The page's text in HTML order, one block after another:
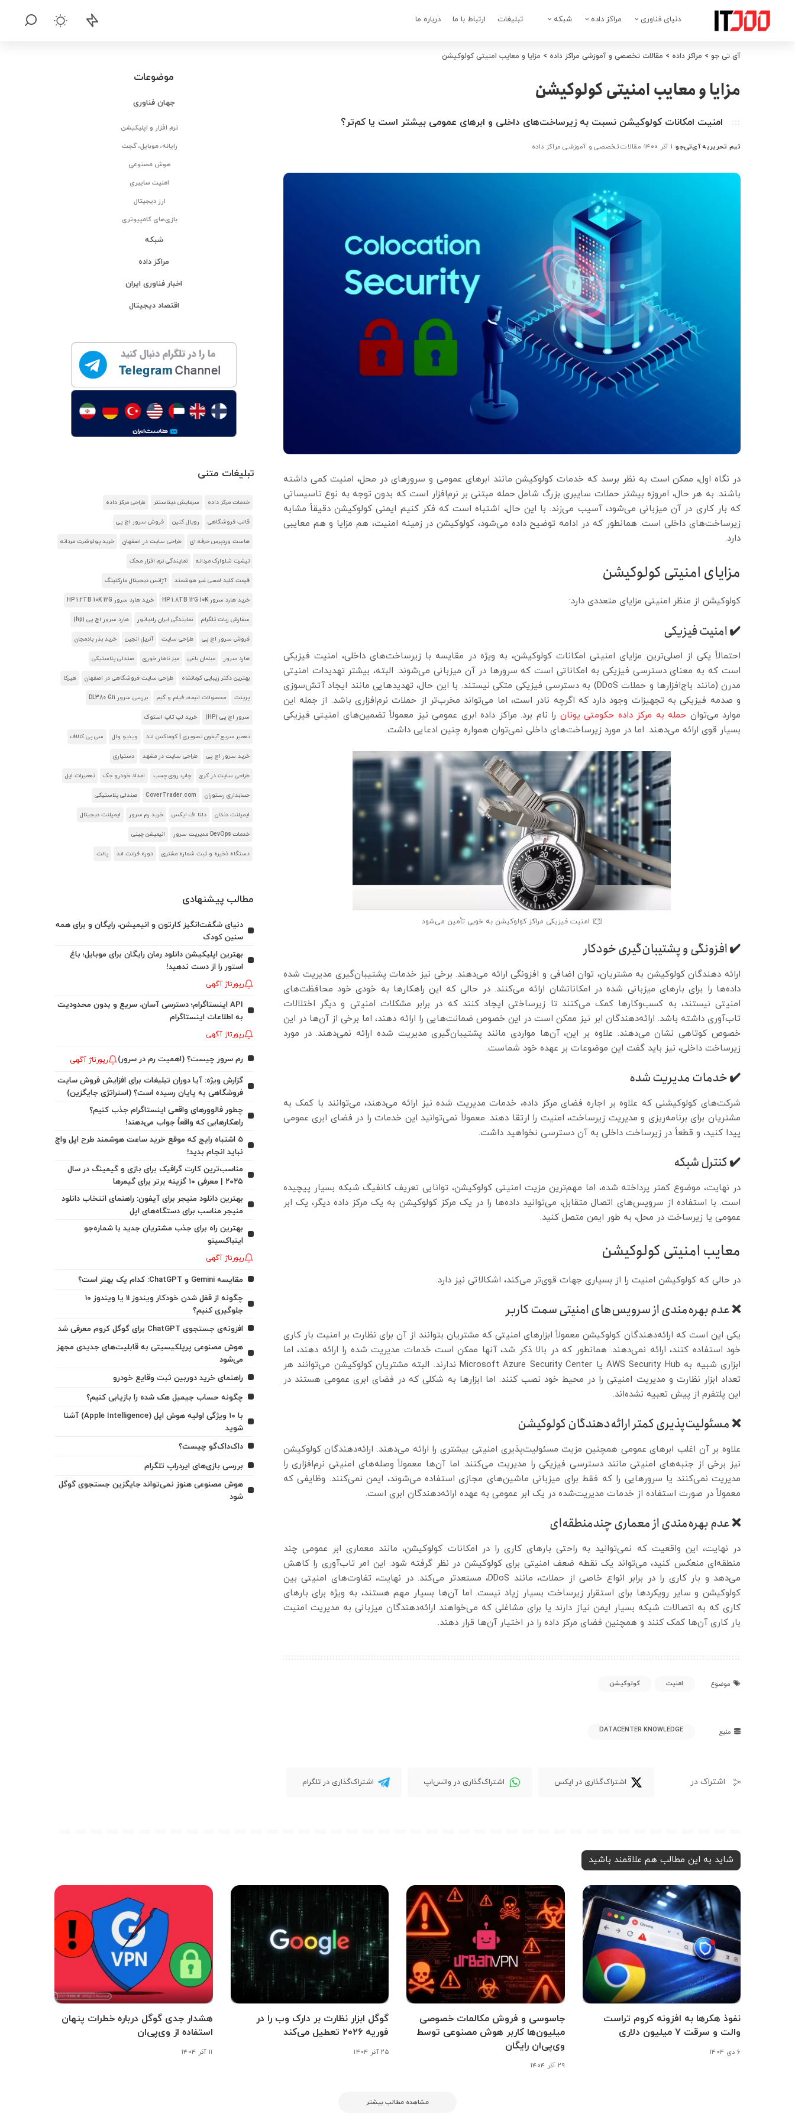
دنیای فناوری مراکز داده شبکه تبلیغات ارتباط با ما درباره ما
آی تی جو > مراکز داده > مقالات تخصصی و آموزشی مراکز داده > مزایا و معایب امنیتی کولوکیشن
مزایا و معایب امنیتی کولوکیشن
امنیت امکانات کولوکیشن نسبت به زیرساخت‌های داخلی و ابرهای عمومی بیشتر است یا کم‌تر؟
ارسال
توسط
تیم تحریریه آی‌تی‌جو ۱ آذر ۱۴۰۰ مقالات تخصصی و آموزشی مراکز داده
در نگاه اول، ممکن است به نظر برسد که خدمات کولوکیشن مانند ابرهای عمومی و سرورهای در محل، امنیت کمی داشته
باشند. به هر حال، امروزه بیشتر حملات سایبری بزرگ شامل حمله مبتنی بر نرم‌افزار است که بدون توجه به نوع تاسیساتی
که بار کاری در آن میزبانی می‌شود، آسیب می‌زند. با این حال، اشتباه است که فکر کنیم ایمنی کولوکیشن دقیقاً مشابه
زیرساخت‌های داخلی است. همانطور که در ادامه توضیح داده می‌شود، کولوکیشن در زمینه امنیت، هم مزایا و هم معایبی
دارد.
مزایای امنیتی کولوکیشن
کولوکیشن از منظر امنیتی مزایای متعددی دارد:
✔️ امنیت فیزیکی
احتمالاً یکی از اصلی‌ترین مزایای امنیتی امکانات کولوکیشن، به ویژه در مقایسه با زیرساخت‌های داخلی، امنیت فیزیکی
است که به معنای دسترسی فیزیکی به امکاناتی است که سرورها در آن میزبانی می‌شوند. البته، بیشتر تهدیدات امنیتی
مدرن (مانند باج‌افزارها و حملات DDoS) به دسترسی فیزیکی متکی نیستند. با این حال، تهدیدهایی مانند ایجاد آتش‌سوزی
و صدمه فیزیکی به تجهیزات وجود دارد که اگرچه نادر است، اما می‌تواند مخرب‌تر از حملات نرم‌افزاری باشد. از جمله این
موارد می‌توان حمله به مرکز داده حکومتی یونان را نام برد. مراکز داده ابری عمومی نیز معمولاً تضمین‌های امنیتی فیزیکی
بسیار قوی ارائه می‌دهند. اما در مورد زیرساخت‌های داخلی نمی‌توان همواره چنین ادعایی داشت.
امنیت فیزیکی مراکز کولوکیشن به خوبی تأمین می‌شود
✔️ افزونگی و پشتیبان‌گیری خودکار
ارائه دهندگان کولوکیشن به مشتریان، توان اضافی و افزونگی ارائه می‌دهند. برخی نیز خدمات پشتیبان‌گیری مدیریت شده
داده‌ها را برای بارهای میزبانی شده در امکاناتشان ارائه می‌کنند. در حالی که این راهکارها به خودی خود محافظت‌های
امنیتی نیستند، به کسب‌وکارها کمک می‌کنند تا زیرساختی ایجاد کنند که در برابر مشکلات امنیتی و دیگر اختلالات
تاب‌آوری داشته باشد. ارائه‌دهندگان ابر نیز ممکن است در این خصوص ضمانت‌هایی را ارائه دهند، اما برخی از آن‌ها در این
خصوص کوتاهی نشان می‌دهند. علاوه بر این، آن‌ها مواردی مانند پشتیبان‌گیری مدیریت شده ارائه نمی‌دهند. در مورد
زیرساخت داخلی، نیز باید گفت این موضوعات بر عهده خود شماست.
✔️ خدمات مدیریت شده
شرکت‌های کولوکیشنی که علاوه بر اجاره فضای مرکز داده، خدمات مدیریت شده نیز ارائه می‌دهند، می‌توانند با کمک به
مشتریان برای برنامه‌ریزی و مدیریت زیرساخت، امنیت را ارتقا دهند. معمولاً نمی‌توانید این خدمات را در فضای ابری عمومی
پیدا کنید، و قطعاً در زیرساخت داخلی به آن دسترسی نخواهید داشت.
✔️ کنترل شبکه
در نهایت، موضوع کمتر پرداخته شده، اما مهم‌ترین مزیت امنیتی کولوکیشن، توانایی تعریف کانفیگ شبکه بسیار پیچیده
است. با استفاده از سرویس‌های اتصال متقابل، می‌توانید داده‌ها را در یک مرکز کولوکیشن به یک مرکز داده دیگر، یک ابر
عمومی یا زیرساخت در محل، به طور ایمن متصل کنید.
معایب امنیتی کولوکیشن
در حالی که کولوکیشن امنیت را از بسیاری جهات قوی‌تر می‌کند، اشکالاتی نیز دارد.
❌ عدم بهره‌مندی از سرویس‌های امنیتی سمت کاربر
یکی این است که ارائه‌دهندگان کولوکیشن معمولاً ابزارهای امنیتی که مشتریان بتوانند از آن برای نظارت بر امنیت بار کاری
خود استفاده کنند، ارائه نمی‌دهند. همانطور که در بالا ذکر شد، آنها ممکن است خدمات مدیریت شده را ارائه دهند، اما
ابزاری شبیه به AWS Security Hub یا Microsoft Azure Security Center ندارند. البته مشتریان کولوکیشن می‌توانند هر
تعداد ابزار نظارت و مدیریت امنیتی را در محیط خود نصب کنند. اما ابزارها به شکلی که در فضای ابری عمومی هستند در
این پلتفرم از پیش تعبیه نشده‌اند.
❌ مسئولیت‌پذیری کمتر ارائه‌دهندگان کولوکیشن
علاوه بر آن اغلب ابرهای عمومی همچنین مزیت مسئولیت‌پذیری امنیتی بیشتری را ارائه می‌دهند. ارائه‌دهندگان کولوکیشن
نیز برخی از جنبه‌های امنیتی مانند دسترسی فیزیکی را مدیریت می‌کنند. اما آن‌ها معمولاً وصله‌های امنیتی نرم‌افزاری را
مدیریت نمی‌کنند یا سرورهایی را که فقط برای میزبانی ماشین‌های مجازی استفاده می‌شوند، ایمن نمی‌کنند. وظایفی که
معمولاً در صورت استفاده از خدمات مدیریت‌شده در یک ابر عمومی به عهده ارائه‌دهندگان ابری است.
❌ عدم بهره‌مندی از معماری چندمنطقه‌ای
در نهایت، این واقعیت که نمی‌توانید به راحتی بارهای کاری را در امکانات کولوکیشن، مانند معماری ابر عمومی چند
منطقه‌ای منعکس کنید، می‌تواند یک نقطه ضعف امنیتی برای کولوکیشن در نظر گرفته شود. این امر تاب‌آوری را کاهش
می‌دهد و بار کاری را در برابر انواع خاصی از حملات، مانند DDoS، مستعدتر می‌کند. در نهایت، تفاوت‌های امنیتی بین
کولوکیشن و سایر رویکردها برای استقرار زیرساخت بسیار زیاد نیست. اما آن‌ها بسیار مهم هستند، به ویژه برای بارهای
کاری که به اتصالات شبکه بسیار ایمن نیاز دارند یا برای مشاغلی که می‌خواهند ارائه‌دهندگان میزبانی به مدیریت امنیت
بار کاری آن‌ها کمک کنند و همچنین فضای مرکز داده را در اختیار آن‌ها قرار دهند.
موضوع امنیت کولوکیشن
منبع DATACENTER KNOWLEDGE
اشتراک در اشتراک‌گذاری در ایکس اشتراک‌گذاری در واتس‌اپ اشتراک‌گذاری در تلگرام
موضوعات
جهان فناوری
نرم افزار و اپلیکیشن
رایانه، موبایل، گجت
هوش مصنوعی
امنیت سایبری
ارز دیجیتال
بازی‌های کامپیوتری
شبکه
مراکز داده
اخبار فناوری ایران
اقتصاد دیجیتال
تبلیغات متنی
خدمات مرکز داده سرمایش دیتاسنتر طراحی مرکز داده
قالب فروشگاهی رویال کنین فروش سرور اچ پی
هاست وردپرس حرفه ای طراحی سایت در اصفهان خرید پولوشرت مردانه
تیشرت شلوارک مردانه نمایندگی نرم افزار محک
قیمت کلید لمسی غیر هوشمند آژانس دیجیتال مارکتینگ
خرید هارد سرور HP 1.8TB 12G 10K خرید هارد سرور HP 1.2TB 10K 12G
سفارش ربات تلگرام نمایندگی ایران رادیاتور هارد سرور اچ پی (hp)
فروش سرور اچ پی طراحی سایت آنریل انجین خرید بذر بادمجان
هارد سرور مبلمان باغی میز ناهار خوری صندلی پلاستیکی
بهترین دکتر زیبایی کرمانشاه طراحی سایت فروشگاهی در اصفهان هیرکا
پرینت محصولات انیمه، فیلم و گیم بررسی سرور DL380 G11
سرور اچ پی (HP) خرید لپ تاپ استوک
تعمیر سریع آیفون تصویری | کوماکس لند ویدیو وال سی پی کالاف
خرید سرور اچ پی طراحی سایت در مشهد دستیاری
طراحی سایت در کرج چاپ روی چسب امداد خودرو جک تعمیرات اپل
حسابداری رستوران CoverTrader.com صندلی پلاستیکی
ایمپلنت دندان دلتا اف ایکس خرید رم سرور ایمپلنت دیجیتال
خدمات DevOps مدیریت سرور انیمیشن چینی
دستگاه ذخیره و ثبت شماره مشتری دوره فرانت اند پالت
مطالب پیشنهادی
دنیای شگفت‌انگیز کارتون و انیمیشن، رایگان و برای همه
سنین کودک
بهترین اپلیکیشن دانلود رمان رایگان برای موبایل؛ باغ
استور را از دست ندهید!
رپورتاژ آگهی
API اینستاگرام؛ دسترسی آسان، سریع و بدون محدودیت
به اطلاعات اینستاگرام
رپورتاژ آگهی
رم سرور چیست؟ (اهمیت رم در سرور) رپورتاژ آگهی
گزارش ویژه: آیا دوران تبلیغات برای افزایش فروش سایت
فروشگاهی به پایان رسیده است؟ (استراتژی جایگزین)
چطور فالوورهای واقعی اینستاگرام جذب کنیم؟
راهکارهایی که واقعاً جواب می‌دهند!
5 اشتباه رایج که موقع خرید ساعت هوشمند طرح اپل واچ
نباید انجام بدید!
مناسب‌ترین کارت گرافیک برای بازی و گیمینگ در سال
۲۰۲۵ | معرفی ۱۰ گزینه برتر برای گیمرها
بهترین دانلود منیجر برای آیفون: راهنمای انتخاب دانلود
منیجر مناسب برای دستگاه‌های اپل
بهترین راه برای جذب مشتریان جدید با شماره‌جو
اینباکسینو
رپورتاژ آگهی
مقایسه Gemini و ChatGPT: کدام یک بهتر است؟
چگونه از قفل شدن خودکار ویندوز 11 یا ویندوز 10
جلوگیری کنیم؟
افزونه‌ی جستجوی ChatGPT برای گوگل کروم معرفی شد
هوش مصنوعی پرپلکیسیتی به قابلیت‌های جدیدی مجهز
می‌شود
راهنمای خرید دوربین ثبت وقایع خودرو
چگونه حساب جیمیل هک شده را بازیابی کنیم؟
با ۱۰ ویژگی اولیه هوش اپل (Apple Intelligence) آشنا
شوید
داک‌داک‌گو چیست؟
بررسی بازی‌های ایردراپ تلگرام
هوش مصنوعی هنوز نمی‌تواند جایگزین جستجوی گوگل
شود
شاید به این مطالب هم علاقمند باشید
نفوذ هکرها به افزونه کروم تراست
والت و سرقت ۷ میلیون دلاری
۶ دی ۱۴۰۴
جاسوسی و فروش مکالمات خصوصی
میلیون‌ها کاربر هوش مصنوعی توسط
وی‌پی‌ان رایگان
۲۹ آذر ۱۴۰۴
گوگل ابزار نظارت بر دارک وب را در
فوریه ۲۰۲۶ تعطیل می‌کند
۲۵ آذر ۱۴۰۴
هشدار جدی گوگل درباره خطرات پنهان
استفاده از وی‌پی‌ان
۱۱ آذر ۱۴۰۴
مشاهده مطالب بیشتر